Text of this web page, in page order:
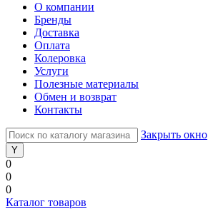
О компании
Бренды
Доставка
Оплата
Колеровка
Услуги
Полезные материалы
Обмен и возврат
Контакты
Закрыть окно
0
0
0
Каталог товаров